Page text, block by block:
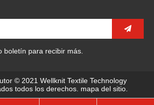
boletín para recibir más.
© 2021 Wellknit Textile Technology
todos los derechos. mapa del sitio.